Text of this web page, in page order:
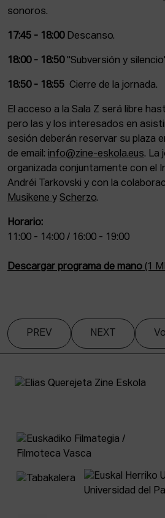
sonoros.
17:45 - 18:00Descanso.
18:00 - 18:50"Subversión y
18:50 - 18:55 Cierre de la jornada.
El acceso a la Sala Z será libre
pero las y los interesados en
sesión deberán reservar su plaza
de email: info@zine-eskola.eus. La
organizada conjuntamente con el
Andréi Tarkovski y con la
Musikene y Scherzo.
Horario:
11:00 - 14:00 / 16:00 - 19:00
Descargar programa de mano (1
PREV NEXT